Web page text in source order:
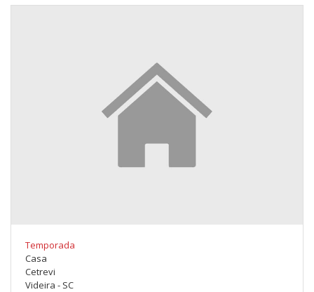
Temporada
Casa
Cetrevi
Videira - SC